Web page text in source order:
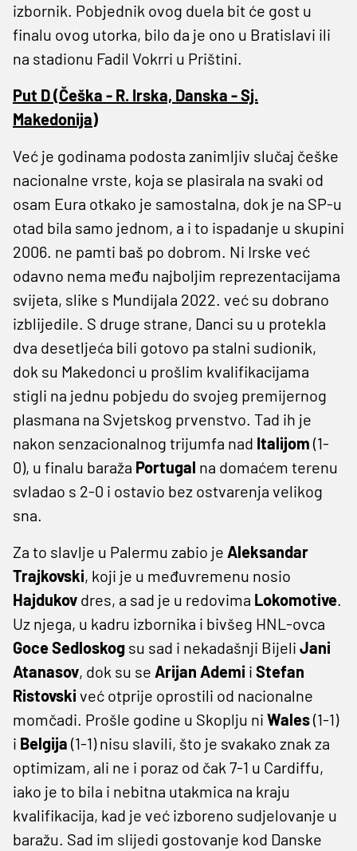
izbornik. Pobjednik ovog duela bit će gost u
finalu ovog utorka, bilo da je ono u Bratislavi ili
na stadionu Fadil Vokrri u Prištini.
Put D (Češka - R. Irska, Danska - Sj.
Makedonija)
Već je godinama podosta zanimljiv slučaj češke
nacionalne vrste, koja se plasirala na svaki od
osam Eura otkako je samostalna, dok je na SP-u
otad bila samo jednom, a i to ispadanje u skupini
2006. ne pamti baš po dobrom. Ni Irske već
odavno nema među najboljim reprezentacijama
svijeta, slike s Mundijala 2022. već su dobrano
izblijedile. S druge strane, Danci su u protekla
dva desetljeća bili gotovo pa stalni sudionik,
dok su Makedonci u prošlim kvalifikacijama
stigli na jednu pobjedu do svojeg premijernog
plasmana na Svjetskog prvenstvo. Tad ih je
nakon senzacionalnog trijumfa nad Italijom (1-
0), u finalu baraža Portugal na domaćem terenu
svladao s 2-0 i ostavio bez ostvarenja velikog
sna.
Za to slavlje u Palermu zabio je Aleksandar
Trajkovski, koji je u međuvremenu nosio
Hajdukov dres, a sad je u redovima Lokomotive.
Uz njega, u kadru izbornika i bivšeg HNL-ovca
Goce Sedloskog su sad i nekadašnji Bijeli Jani
Atanasov, dok su se Arijan Ademi i Stefan
Ristovski već otprije oprostili od nacionalne
momčadi. Prošle godine u Skoplju ni Wales(1-1)
i Belgija (1-1) nisu slavili, što je svakako znak za
optimizam, ali ne i poraz od čak 7-1 u Cardiffu,
iako je to bila i nebitna utakmica na kraju
kvalifikacija, kad je već izboreno sudjelovanje u
baražu. Sad im slijedi gostovanje kod Danske